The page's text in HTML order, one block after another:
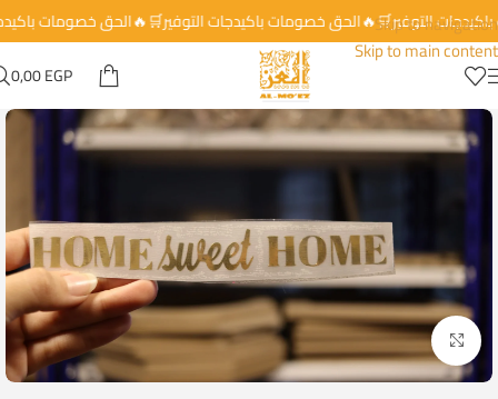
Skip to navigation
Skip to main content
التوفير🛒🔥الحق خصومات باكيدجات التوفير🛒🔥الحق خصومات
0,00EGP
Click to enlarge